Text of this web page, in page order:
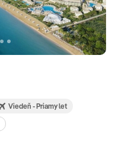
Viedeň - Priamy let